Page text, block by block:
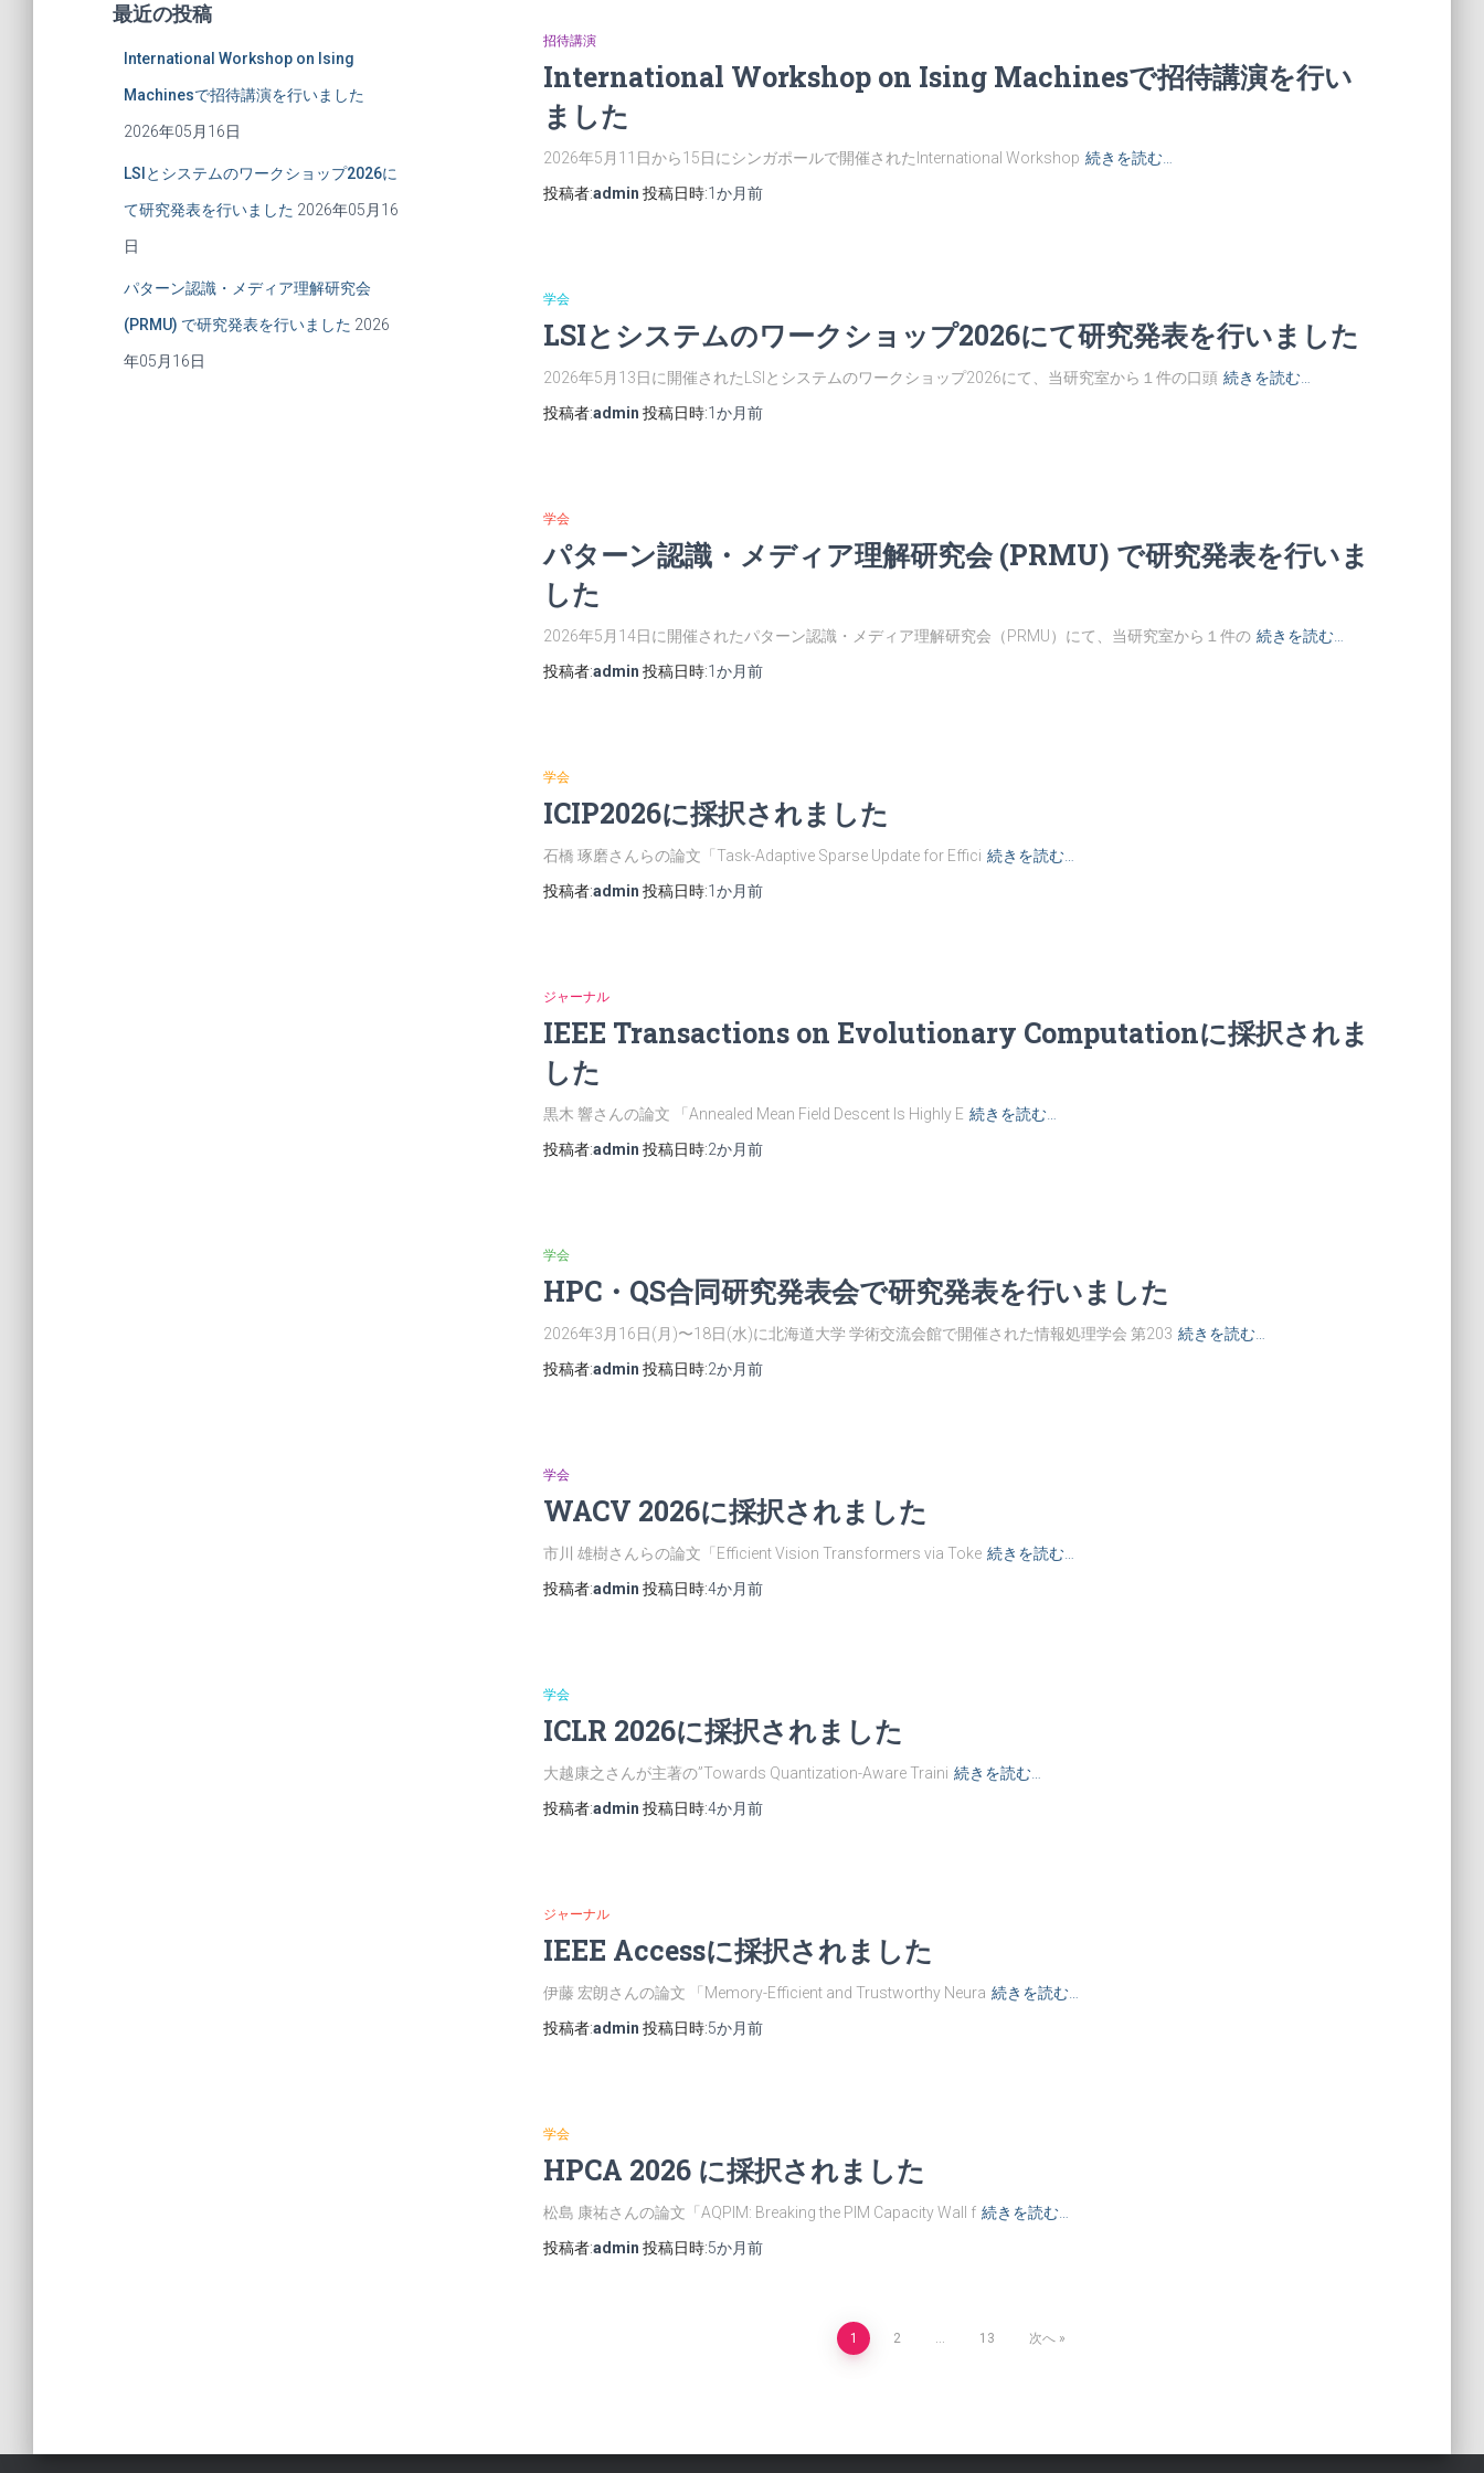
最近の投稿
International Workshop on Ising
Machinesで招待講演を行いました
2026年05月16日
LSIとシステムのワークショップ2026に
て研究発表を行いました 2026年05月16
日
パターン認識・メディア理解研究会
(PRMU) で研究発表を行いました 2026
年05月16日
招待講演
International Workshop on Ising Machinesで招待講演を行い
ました
2026年5月11日から15日にシンガポールで開催されたInternational Workshop 続きを読む…
投稿者:admin 投稿日時:1か月前
学会
LSIとシステムのワークショップ2026にて研究発表を行いました
2026年5月13日に開催されたLSIとシステムのワークショップ2026にて、当研究室から１件の口頭 続きを読む…
投稿者:admin 投稿日時:1か月前
学会
パターン認識・メディア理解研究会 (PRMU) で研究発表を行いま
した
2026年5月14日に開催されたパターン認識・メディア理解研究会（PRMU）にて、当研究室から１件の 続きを読む…
投稿者:admin 投稿日時:1か月前
学会
ICIP2026に採択されました
石橋 琢磨さんらの論文「Task-Adaptive Sparse Update for Effici 続きを読む…
投稿者:admin 投稿日時:1か月前
ジャーナル
IEEE Transactions on Evolutionary Computationに採択されま
した
黒木 響さんの論文 「Annealed Mean Field Descent Is Highly E 続きを読む…
投稿者:admin 投稿日時:2か月前
学会
HPC・QS合同研究発表会で研究発表を行いました
2026年3月16日(月)〜18日(水)に北海道大学 学術交流会館で開催された情報処理学会 第203 続きを読む…
投稿者:admin 投稿日時:2か月前
学会
WACV 2026に採択されました
市川 雄樹さんらの論文「Efficient Vision Transformers via Toke 続きを読む…
投稿者:admin 投稿日時:4か月前
学会
ICLR 2026に採択されました
大越康之さんが主著の”Towards Quantization-Aware Traini 続きを読む…
投稿者:admin 投稿日時:4か月前
ジャーナル
IEEE Accessに採択されました
伊藤 宏朗さんの論文 「Memory-Efficient and Trustworthy Neura 続きを読む…
投稿者:admin 投稿日時:5か月前
学会
HPCA 2026 に採択されました
松島 康祐さんの論文「AQPIM: Breaking the PIM Capacity Wall f 続きを読む…
投稿者:admin 投稿日時:5か月前
1 2 … 13 次へ